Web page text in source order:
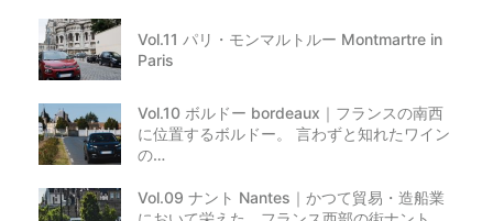
Vol.11 パリ・モンマルトルー Montmartre in
Paris
Vol.10 ボルドー bordeaux｜フランスの南西
に位置するボルドー。 言わずと知れたワイン
の…
Vol.09 ナント Nantes｜かつて貿易・造船業